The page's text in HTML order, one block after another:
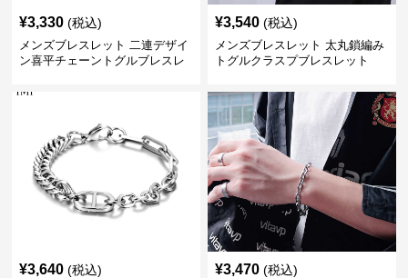
¥3,330 (税込)
メンズブレスレット 二連デザイ
ン喜平チェーントグルブレスレ
¥3,540 (税込)
メンズブレスレット 太丸鎖編み
トグルクラスプブレスレット
¥3,640 (税込) ¥3,470 (税込)